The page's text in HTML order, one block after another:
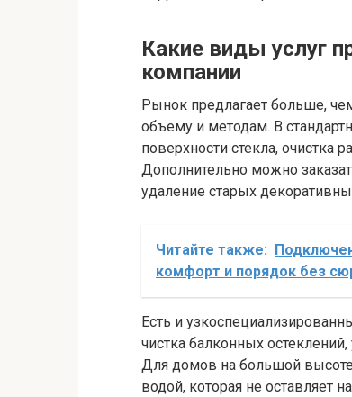
Какие виды услуг
компании
Рынок предлагает больше,
объему и методам. В
поверхности стекла, очистка
Дополнительно можно
удаление старых
Читайте также:
комфорт и порядок без
Есть и
чистка балконных
Для домов на большой
водой, которая не оставляет